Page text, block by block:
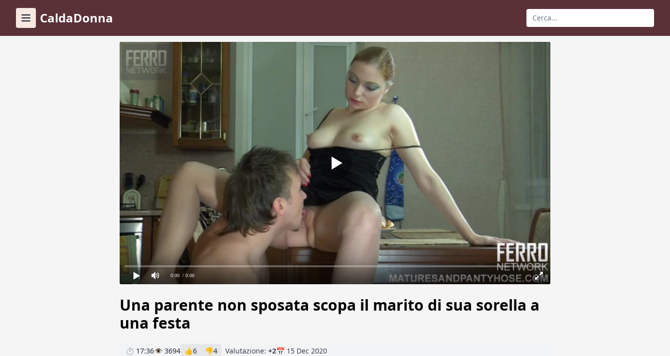
CaldaDonna
0:00 / 0:00
Una parente non sposata scopa il marito di sua sorella a
una festa
⏱ 17:36👁 3694 👍6 👎4 Valutazione: +2📅 15 Dec 2020